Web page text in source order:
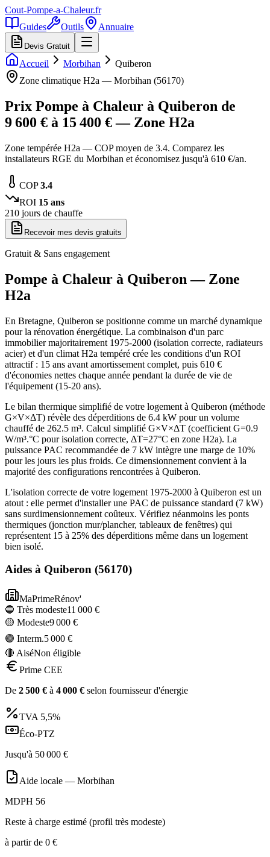
Cout-Pompe-a-Chaleur.fr
Guides
Outils Annuaire
Devis Gratuit
Accueil Morbihan
Quiberon
Zone climatique H2a — Morbihan (56170)
Prix Pompe à Chaleur à Quiberon de
9 600 € à 15 400 € — Zone H2a
Zone tempérée H2a — COP moyen de 3.4. Comparez les
installateurs RGE du Morbihan et économisez jusqu'à 610 €/an.
COP3.4
ROI 15 ans
210 jours de chauffe
Recevoir mes devis gratuits
Gratuit & Sans engagement
Pompe à Chaleur à Quiberon — Zone
H2a
En Bretagne, Quiberon se positionne comme un marché dynamique
pour la rénovation énergétique. La combinaison d'un parc
immobilier majoritairement 1975-2000 (isolation correcte, radiateurs
acier) et d'un climat H2a tempéré crée les conditions d'un ROI
attractif : 15 ans avant amortissement complet, puis 610 €
d'économies nettes chaque année pendant la durée de vie de
l'équipement (15-20 ans).
Le bilan thermique simplifié de votre logement à Quiberon (méthode
G×V×ΔT) révèle des déperditions de 6.4 kW pour un volume
chauffé de 262.5 m³. Calcul simplifié G×V×ΔT (coefficient G=0.9
W/m³.°C pour isolation correcte, ΔT=27°C en zone H2a). La
puissance PAC recommandée de 7 kW intègre une marge de 10%
pour les jours les plus froids. Ce dimensionnement convient à la
majorité des configurations rencontrées à Quiberon.
L'isolation correcte de votre logement 1975-2000 à Quiberon est un
atout : elle permet d'installer une PAC de puissance standard (7 kW)
sans surdimensionnement coûteux. Vérifiez néanmoins les ponts
thermiques (jonction mur/plancher, tableaux de fenêtres) qui
représentent 15 à 25% des déperditions même dans un logement
bien isolé.
Aides à Quiberon (56170)
MaPrimeRénov'
🔵 Très modeste11 000 €
🟡 Modeste9 000 €
🟣 Interm.5 000 €
🔴 AiséNon éligible
Prime CEE
De 2 500 € à 4 000 € selon fournisseur d'énergie
TVA 5,5%
Éco-PTZ
Jusqu'à 50 000 €
Aide locale — Morbihan
MDPH 56
Reste à charge estimé (profil très modeste)
à partir de 0 €